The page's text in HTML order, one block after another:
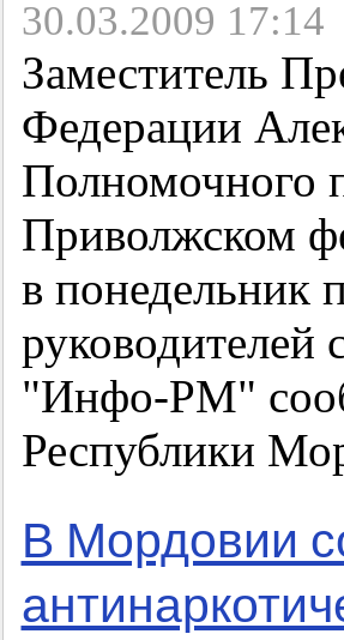
30.03.2009 17:14
Заместитель
Федерации
Полномочного
Приволжском
в понедельник
руководителей
"Инфо-РМ"
Республики
В Мордовии